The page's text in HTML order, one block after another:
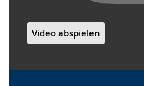
Video abspielen